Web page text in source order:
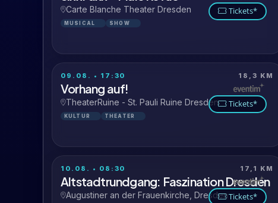
Carte Blanche Theater Dresden
MUSICAL SHOW
Tickets*
09.08. • 17:30 18,3 KM
Vorhang auf!
TheaterRuine - St. Pauli Ruine Dresden
KULTUR THEATER
Tickets*
10.08. • 08:30 17,1 KM
Altstadtrundgang: Faszination Dresden
Augustiner an der Frauenkirche, DresdenTickets*